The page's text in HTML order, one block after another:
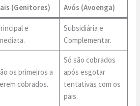
(Genitores)
Avós (Avoenga)
e
Subsidiária e
Complementar.
os primeiros a
cobrados.
Só são cobrados
após esgotar
tentativas com os
pais.